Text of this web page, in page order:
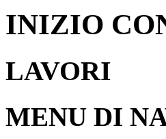
Cerca
Stai
>Resoconti
INIZIO